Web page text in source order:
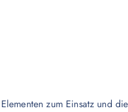
zum Einsatz und